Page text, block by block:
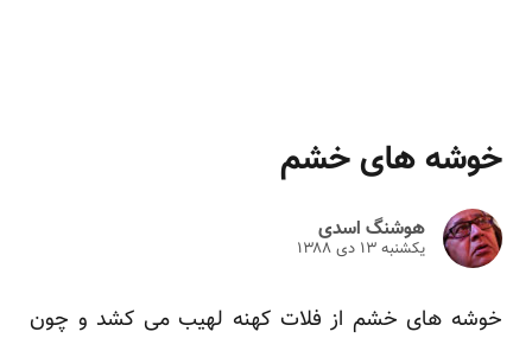
خوشه های خشم
هوشنگ اسدی
یکشنبه ۱۳ دى ۱۳۸۸
خوشه های خشم از فلات کهنه لهیب می کشد و چون